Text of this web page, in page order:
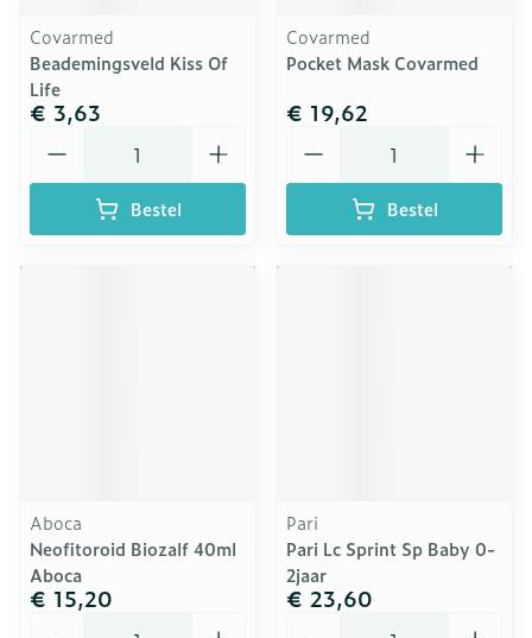
Covarmed
Beademingsveld Kiss Of
Life
€ 3,63
Bestel
Covarmed
Pocket Mask Covarmed
€ 19,62
Bestel
Aboca
Neofitoroid Biozalf 40ml
Aboca
€ 15,20
Pari
Pari Lc Sprint Sp Baby 0-
2jaar
€ 23,60